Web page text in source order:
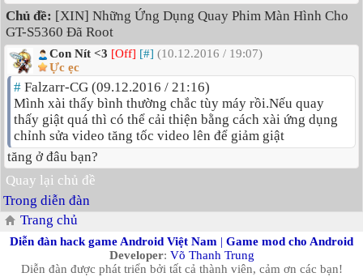
Chủ đề: [XIN] Những Ứng Dụng Quay Phim Màn Hình Cho
GT-S5360 Đã Root
Con Nít <3 [Off] [#] (10.12.2016 / 19:07)
Ực ẹc
# Falzarr-CG (09.12.2016 / 21:16)
Mình xài thấy bình thường chắc tùy máy rồi.Nếu quay
thấy giật quá thì có thể cải thiện bằng cách xài ứng dụng
chỉnh sửa video tăng tốc video lên để giảm giật
tăng ở đâu bạn?
Quay lại chủ đề
Trong diễn đàn
Trang chủ
Diễn đàn hack game Android Việt Nam | Game mod cho Android
Developer: Võ Thanh Trung
Diễn đàn được phát triển bởi tất cả thành viên, cảm ơn các bạn!